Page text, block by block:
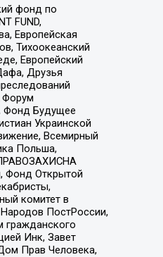
фонд по
FUND,
Европейская
Тихоокеанский
Европейский
Друзья
Форум
Фонд Будущее
Украинской
Всемирный
Польша,
Фонд Открытой
комитет в
ПостРоссии,
гражданского
Инк, Завет
Прав Человека,